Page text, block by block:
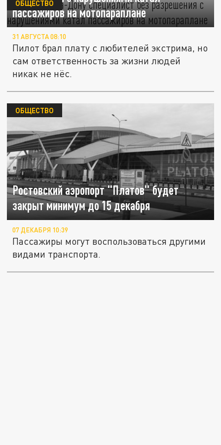
пассажиров на мотопараплане
ОБЩЕСТВО
31 АВГУСТА 08:10
Пилот брал плату с любителей экстрима, но
сам ответственность за жизни людей
никак не нёс.
Ростовский аэропорт "Платов" будет
закрыт минимум до 15 декабря
ОБЩЕСТВО
07 ДЕКАБРЯ 10:39
Пассажиры могут воспользоваться другими
видами транспорта.